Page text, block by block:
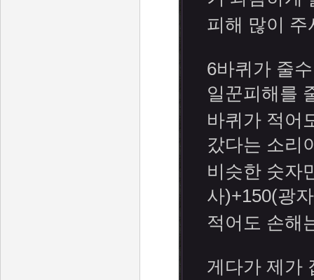
피해 많이 주
6바퀴가 줄
일꾼피해를
바퀴가 적어
갔다는 소리
비슷한 숫자
사)+150(광
적어도 손해
게다가 제가